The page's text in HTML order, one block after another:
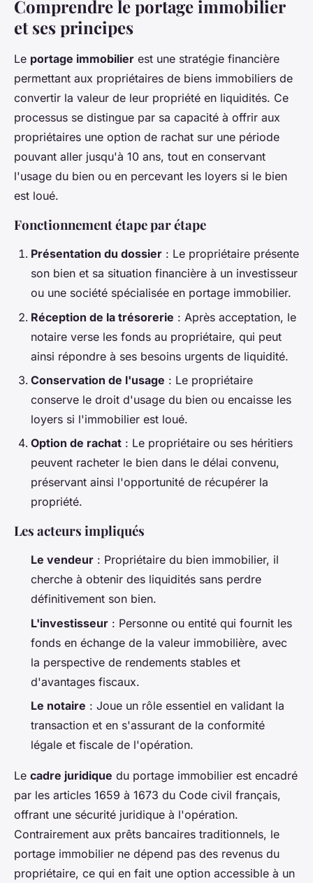
Comprendre le portage immobilier
et ses principes
Le portage immobilier est une stratégie financière
permettant aux propriétaires de biens immobiliers de
convertir la valeur de leur propriété en liquidités. Ce
processus se distingue par sa capacité à offrir aux
propriétaires une option de rachat sur une période
pouvant aller jusqu'à 10 ans, tout en conservant
l'usage du bien ou en percevant les loyers si le bien
est loué.
Fonctionnement étape par étape
Présentation du dossier : Le propriétaire présente
son bien et sa situation financière à un investisseur
ou une société spécialisée en portage immobilier.
Réception de la trésorerie : Après acceptation, le
notaire verse les fonds au propriétaire, qui peut
ainsi répondre à ses besoins urgents de liquidité.
Conservation de l'usage : Le propriétaire
conserve le droit d'usage du bien ou encaisse les
loyers si l'immobilier est loué.
Option de rachat : Le propriétaire ou ses héritiers
peuvent racheter le bien dans le délai convenu,
préservant ainsi l'opportunité de récupérer la
propriété.
Les acteurs impliqués
Le vendeur : Propriétaire du bien immobilier, il
cherche à obtenir des liquidités sans perdre
définitivement son bien.
L'investisseur : Personne ou entité qui fournit les
fonds en échange de la valeur immobilière, avec
la perspective de rendements stables et
d'avantages fiscaux.
Le notaire : Joue un rôle essentiel en validant la
transaction et en s'assurant de la conformité
légale et fiscale de l'opération.
Le cadre juridique du portage immobilier est encadré
par les articles 1659 à 1673 du Code civil français,
offrant une sécurité juridique à l'opération.
Contrairement aux prêts bancaires traditionnels, le
portage immobilier ne dépend pas des revenus du
propriétaire, ce qui en fait une option accessible à un